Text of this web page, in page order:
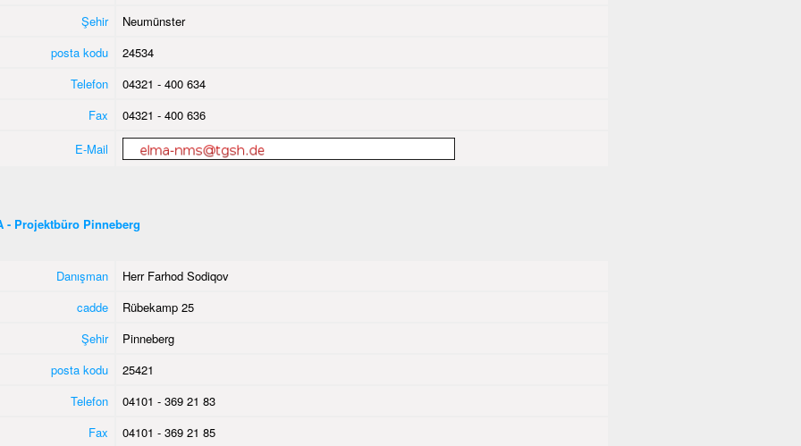
Şehir
Neumünster
posta kodu
24534
Telefon
04321 - 400 634
Fax
04321 - 400 636
E-Mail
- Projektbüro Pinneberg
Danışman
Herr Farhod Sodiqov
cadde
Rübekamp 25
Şehir
Pinneberg
posta kodu
25421
Telefon
04101 - 369 21 83
Fax
04101 - 369 21 85